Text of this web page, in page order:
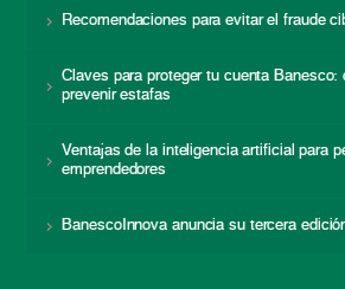
Recomendaciones para evitar el fraude
Claves para proteger tu cuenta Banesco:
prevenir estafas
Ventajas de la inteligencia artificial para
emprendedores
BanescoInnova anuncia su tercera